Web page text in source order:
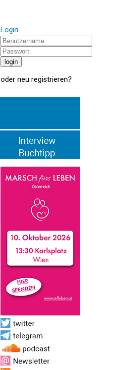
Login
oder neu registrieren?